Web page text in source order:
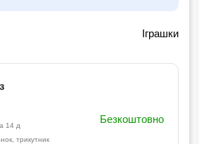
Іграшки
14 д
трикутник
Безкоштовно